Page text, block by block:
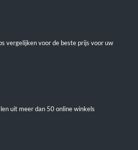
vergelijken voor de beste prijs voor uw
uit meer dan 50 online winkels